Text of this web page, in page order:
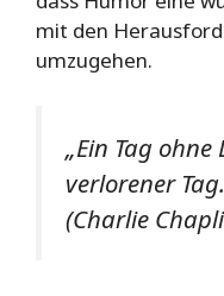
mit den
umzugehen.
„Ein Tag
verlorener
(Charlie